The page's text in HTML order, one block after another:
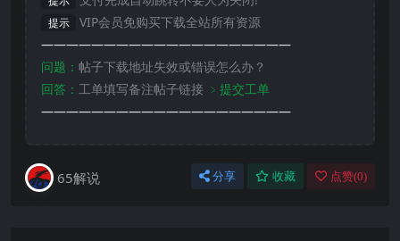
提示
VIP会员免购买下载全站所有资源
————————————————————
问题： 帖子下载地址失效或错误怎么办？
回答： 工单填写备注帖子链接 ﹥提交工单
————————————————————
65解说 分享 收藏 点赞(0)